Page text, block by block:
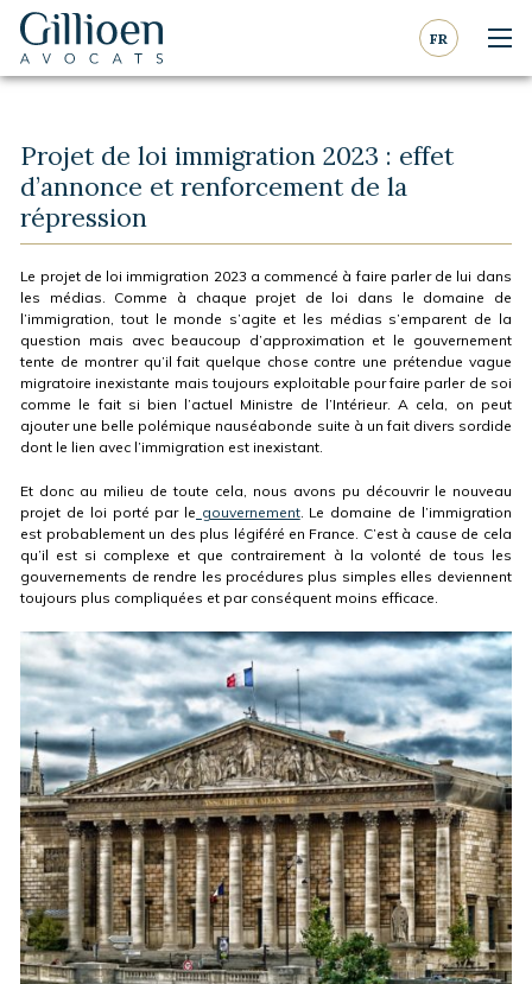
Aller au contenu
FR
Projet de loi immigration 2023 : effet
d’annonce et renforcement de la
répression
Le projet de loi immigration 2023 a commencé à faire parler de lui dans
les médias. Comme à chaque projet de loi dans le domaine de
l’immigration, tout le monde s’agite et les médias s’emparent de la
question mais avec beaucoup d’approximation et le gouvernement
tente de montrer qu’il fait quelque chose contre une prétendue vague
migratoire inexistante mais toujours exploitable pour faire parler de soi
comme le fait si bien l’actuel Ministre de l’Intérieur. A cela, on peut
ajouter une belle polémique nauséabonde suite à un fait divers sordide
dont le lien avec l’immigration est inexistant.
Et donc au milieu de toute cela, nous avons pu découvrir le nouveau
projet de loi porté par le gouvernement. Le domaine de l’immigration
est probablement un des plus légiféré en France. C’est à cause de cela
qu’il est si complexe et que contrairement à la volonté de tous les
gouvernements de rendre les procédures plus simples elles deviennent
toujours plus compliquées et par conséquent moins efficace.